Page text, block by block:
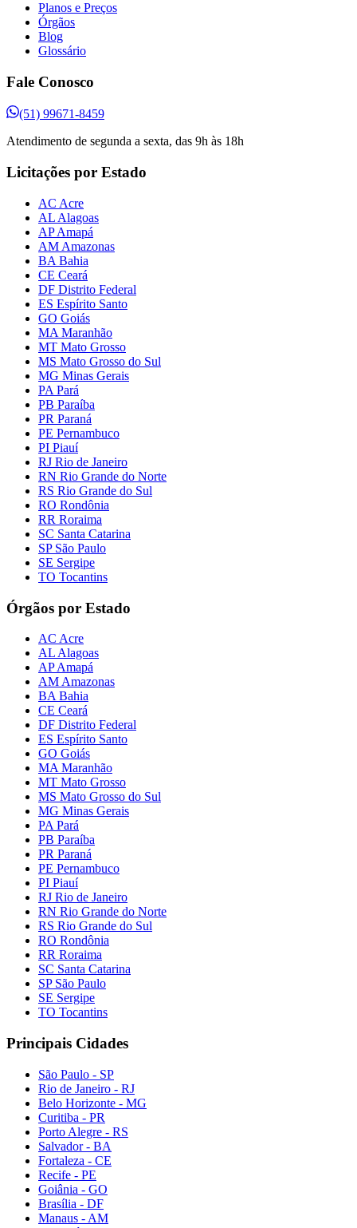
Planos e Preços
Órgãos
Blog
Glossário
Fale Conosco
(51) 99671-8459
Atendimento de segunda a sexta, das 9h às 18h
Licitações por Estado
AC Acre
AL Alagoas
AP Amapá
AM Amazonas
BA Bahia
CE Ceará
DF Distrito Federal
ES Espírito Santo
GO Goiás
MA Maranhão
MT Mato Grosso
MS Mato Grosso do Sul
MG Minas Gerais
PA Pará
PB Paraíba
PR Paraná
PE Pernambuco
PI Piauí
RJ Rio de Janeiro
RN Rio Grande do Norte
RS Rio Grande do Sul
RO Rondônia
RR Roraima
SC Santa Catarina
SP São Paulo
SE Sergipe
TO Tocantins
Órgãos por Estado
AC Acre
AL Alagoas
AP Amapá
AM Amazonas
BA Bahia
CE Ceará
DF Distrito Federal
ES Espírito Santo
GO Goiás
MA Maranhão
MT Mato Grosso
MS Mato Grosso do Sul
MG Minas Gerais
PA Pará
PB Paraíba
PR Paraná
PE Pernambuco
PI Piauí
RJ Rio de Janeiro
RN Rio Grande do Norte
RS Rio Grande do Sul
RO Rondônia
RR Roraima
SC Santa Catarina
SP São Paulo
SE Sergipe
TO Tocantins
Principais Cidades
São Paulo - SP
Rio de Janeiro - RJ
Belo Horizonte - MG
Curitiba - PR
Porto Alegre - RS
Salvador - BA
Fortaleza - CE
Recife - PE
Goiânia - GO
Brasília - DF
Manaus - AM